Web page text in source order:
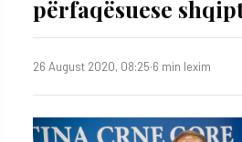
përfaqësuese
26 August 2020, 08:25·6 min lexim